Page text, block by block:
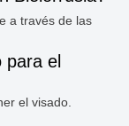
a través de las
el
el visado.